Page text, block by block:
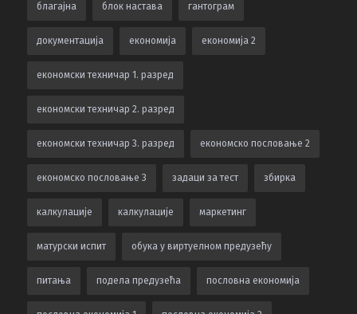
благајна блок настава гантограм
документација економија економија 2
економски техничар 1. разред
економски техничар 2. разред
економски техничар 3. разред економско пословање 2
економско пословање 3 задаци за тест збирка
калкулацијe калкулације маркетинг
матурски испит обука у виртуелном предузећу
питања подела предузећа пословна економија